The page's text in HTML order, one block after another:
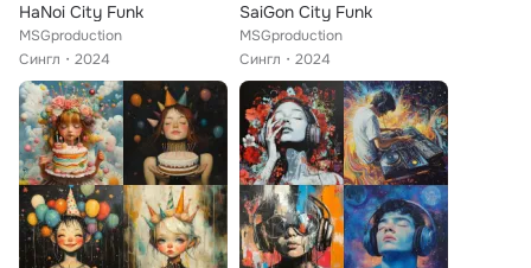
HaNoi City Funk
MSGproduction
Сингл
2024
SaiGon City Funk
MSGproduction
Сингл
2024